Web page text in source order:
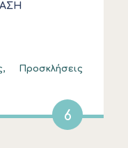
Προσκλήσεις
6